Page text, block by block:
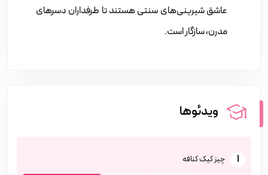
عاشق شیرینی‌های سنتی هستند تا طرفداران دسرهای
مدرن، سازگار است.
ویدئوها
1 چیز کیک کنافه